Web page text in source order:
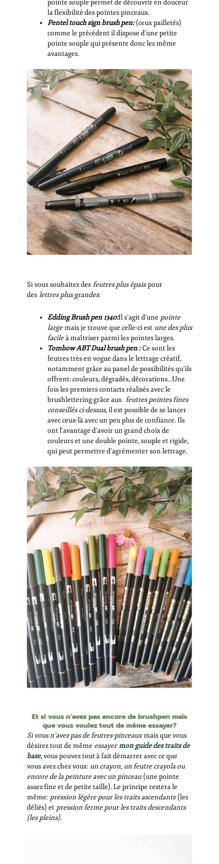
pointe souple permet de découvrir en douceur
la flexibilité des pointes pinceaux.
Pentel touch sign brush pen:(ceux pailletés)
comme le précédent il dispose d’une petite
pointe souple qui présente donc les même
avantages.
Si vous souhaitez des feutres plus épaispour
des lettres plus grandes:
Edding Brush pen 1340:Il s’agit d’une pointe
largemais je trouve que celle-ci est une des plus
facileà maîtriser parmi les pointes larges.
Tombow ABT Dual brush pen :Ce sont les
feutres très en vogue dans le lettrage créatif,
notamment grâce au panel de possibilités qu’ils
offrent: couleurs, dégradés, décorations…Une
fois les premiers contacts réalisés avec le
brushlettering grâce aux feutres pointes fines
conseillés ci-dessus, il est possible de se lancer
avec ceux-là avec un peu plus de confiance. Ils
ont l’avantage d’avoir un grand choix de
couleurs et une double pointe, souple et rigide,
qui peut permettre d’agrémenter son lettrage.
Et si vous n’avez pas encore de brushpen mais
que vous voulez tout de même essayer?
Si vous n’avez pas de feutres-pinceaux mais que vous
désirez tout de même essayer mon guide des traits de
base, vous pouvez tout à fait démarrer avec ce que
vous avez chez vous: un crayon, un feutre crayola ou
encore de la peinture avec un pinceau (une pointe
assez fine et de petite taille). Le principe restera le
même: pression légère pour les traits ascendants (les
déliés) et pression ferme pour les traits descendants
(les pleins).